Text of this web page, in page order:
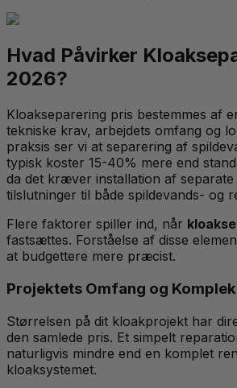
Hvad Påvirker
2026?
Kloakseparering pris bestemmes af
tekniske krav, arbejdets omfang og
praksis ser vi at separering af
typisk koster 15-40% mere end
da det kræver installation af
tilslutninger til både spildevands- og
Flere faktorer spiller ind, når
fastsættes. Forståelse af disse
at budgettere mere præcist.
Projektets Omfang og
Størrelsen på dit kloakprojekt har
den samlede pris. Et simpelt
naturligvis mindre end en komplet
kloaksystemet.